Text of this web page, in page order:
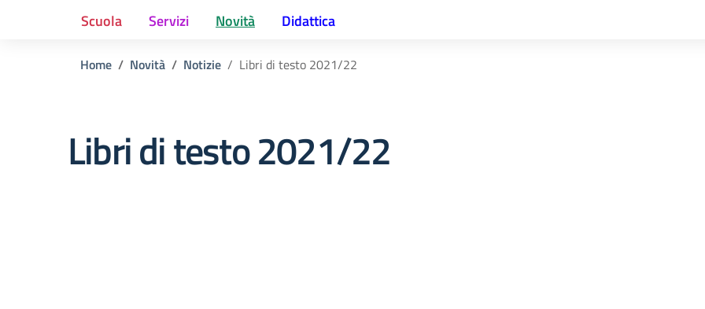
Scuola Servizi Novità Didattica
Home Novità Notizie Libri di testo 2021/22
Libri di testo 2021/22